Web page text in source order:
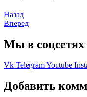
Назад
Вперед
Мы в соцсетях
Vk TelegramYoutube
Добавить